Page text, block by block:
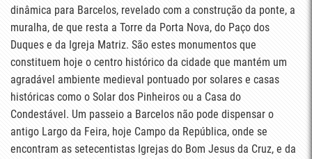
dinâmica para Barcelos, revelado com a construção da ponte, a
muralha, de que resta a Torre da Porta Nova, do Paço dos
Duques e da Igreja Matriz. São estes monumentos que
constituem hoje o centro histórico da cidade que mantém um
agradável ambiente medieval pontuado por solares e casas
históricas como o Solar dos Pinheiros ou a Casa do
Condestável. Um passeio a Barcelos não pode dispensar o
antigo Largo da Feira, hoje Campo da República, onde se
encontram as setecentistas Igrejas do Bom Jesus da Cruz, e da